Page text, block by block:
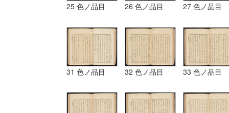
25 色ノ品目 26 色ノ品目 27 色ノ品目
31 色ノ品目 32 色ノ品目 33 色ノ品目